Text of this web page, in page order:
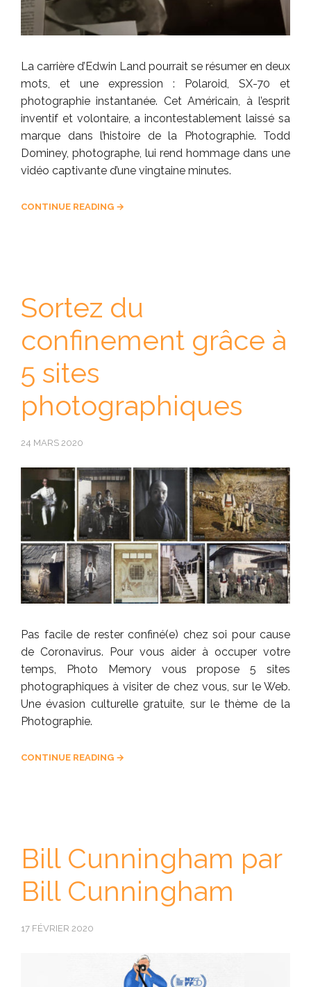
La carrière d’Edwin Land pourrait se résumer en deux
mots, et une expression : Polaroid, SX-70 et
photographie instantanée. Cet Américain, à l’esprit
inventif et volontaire, a incontestablement laissé sa
marque dans l’histoire de la Photographie. Todd
Dominey, photographe, lui rend hommage dans une
vidéo captivante d’une vingtaine minutes.
CONTINUE READING →
Sortez du
confinement grâce à
5 sites
photographiques
24 MARS 2020
Pas facile de rester confiné(e) chez soi pour cause
de Coronavirus. Pour vous aider à occuper votre
temps, Photo Memory vous propose 5 sites
photographiques à visiter de chez vous, sur le Web.
Une évasion culturelle gratuite, sur le thème de la
Photographie.
CONTINUE READING →
Bill Cunningham par
Bill Cunningham
17 FÉVRIER 2020